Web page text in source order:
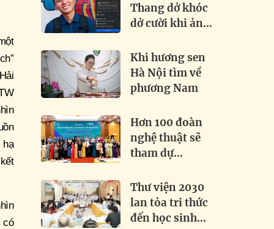
hạ
có
Thang dở khóc
dở cười khi ảnh
đánh bản quyền
Khi hương sen
Hà Nội tìm về
phương Nam
Hơn 100 đoàn
nghệ thuật sẽ
tham dự
Dân vũ Quốc tế
2026 tại Điện
Biên
Thư viện 2030
lan tỏa tri thức
đến học sinh